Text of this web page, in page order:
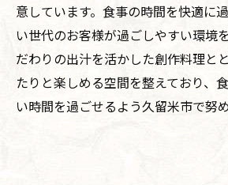
意しています。食事の時間を快適に
い世代のお客様が過ごしやすい環境
だわりの出汁を活かした創作料理と
たりと楽しめる空間を整えており、
い時間を過ごせるよう久留米市で努め